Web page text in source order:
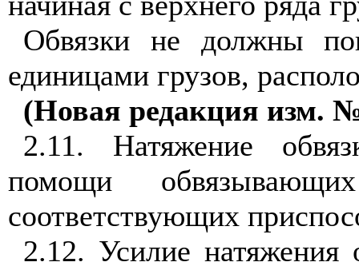
Обвязки не должны
единицами грузов,
(Новая редакция изм.
2.11. Натяжение
помощи
соответствующих
2.12. Усилие натяжения